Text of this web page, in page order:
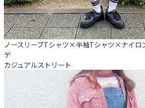
ノースリーブTシャツ×半袖Tシャツ×ナイロ
デ
カジュアルストリート